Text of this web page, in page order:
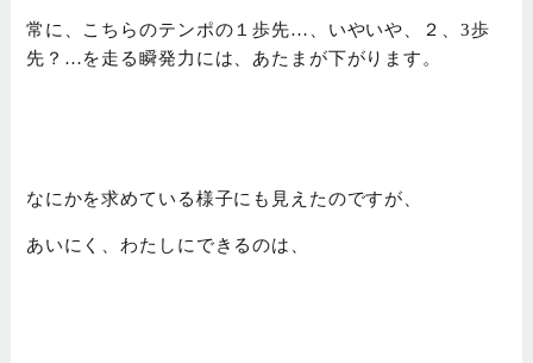
常に、こちらのテンポの１歩先…、いやいや、２、3歩
先？…を走る瞬発力には、あたまが下がります。
なにかを求めている様子にも見えたのですが、
あいにく、わたしにできるのは、